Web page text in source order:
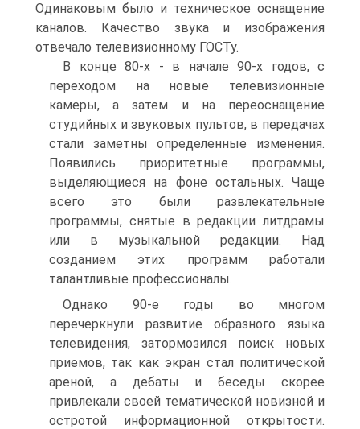
Одинаковым было и техническое оснащение
каналов. Качество звука и изображения
отвечало телевизионному ГОСТу.
В конце 80-х - в начале 90-х годов, с
переходом на новые телевизи­онные
камеры, а затем и на переоснащение
студийных и звуковых пультов, в передачах
стали заметны определенные изменения.
Появились приоритетные программы,
выделяющиеся на фоне остальных. Чаще
всего это были развле­кательные
программы, снятые в редакции литдрамы
или в музыкальной ре­дакции. Над
созданием этих программ работали
талантливые профессионалы.
Однако 90-е годы во многом
перечеркнули развитие образного языка
телевидения, затормозился поиск новых
приемов, так как экран стал полити­ческой
ареной, а дебаты и беседы скорее
привлекали своей тематической новизной и
остротой информационной открытости.